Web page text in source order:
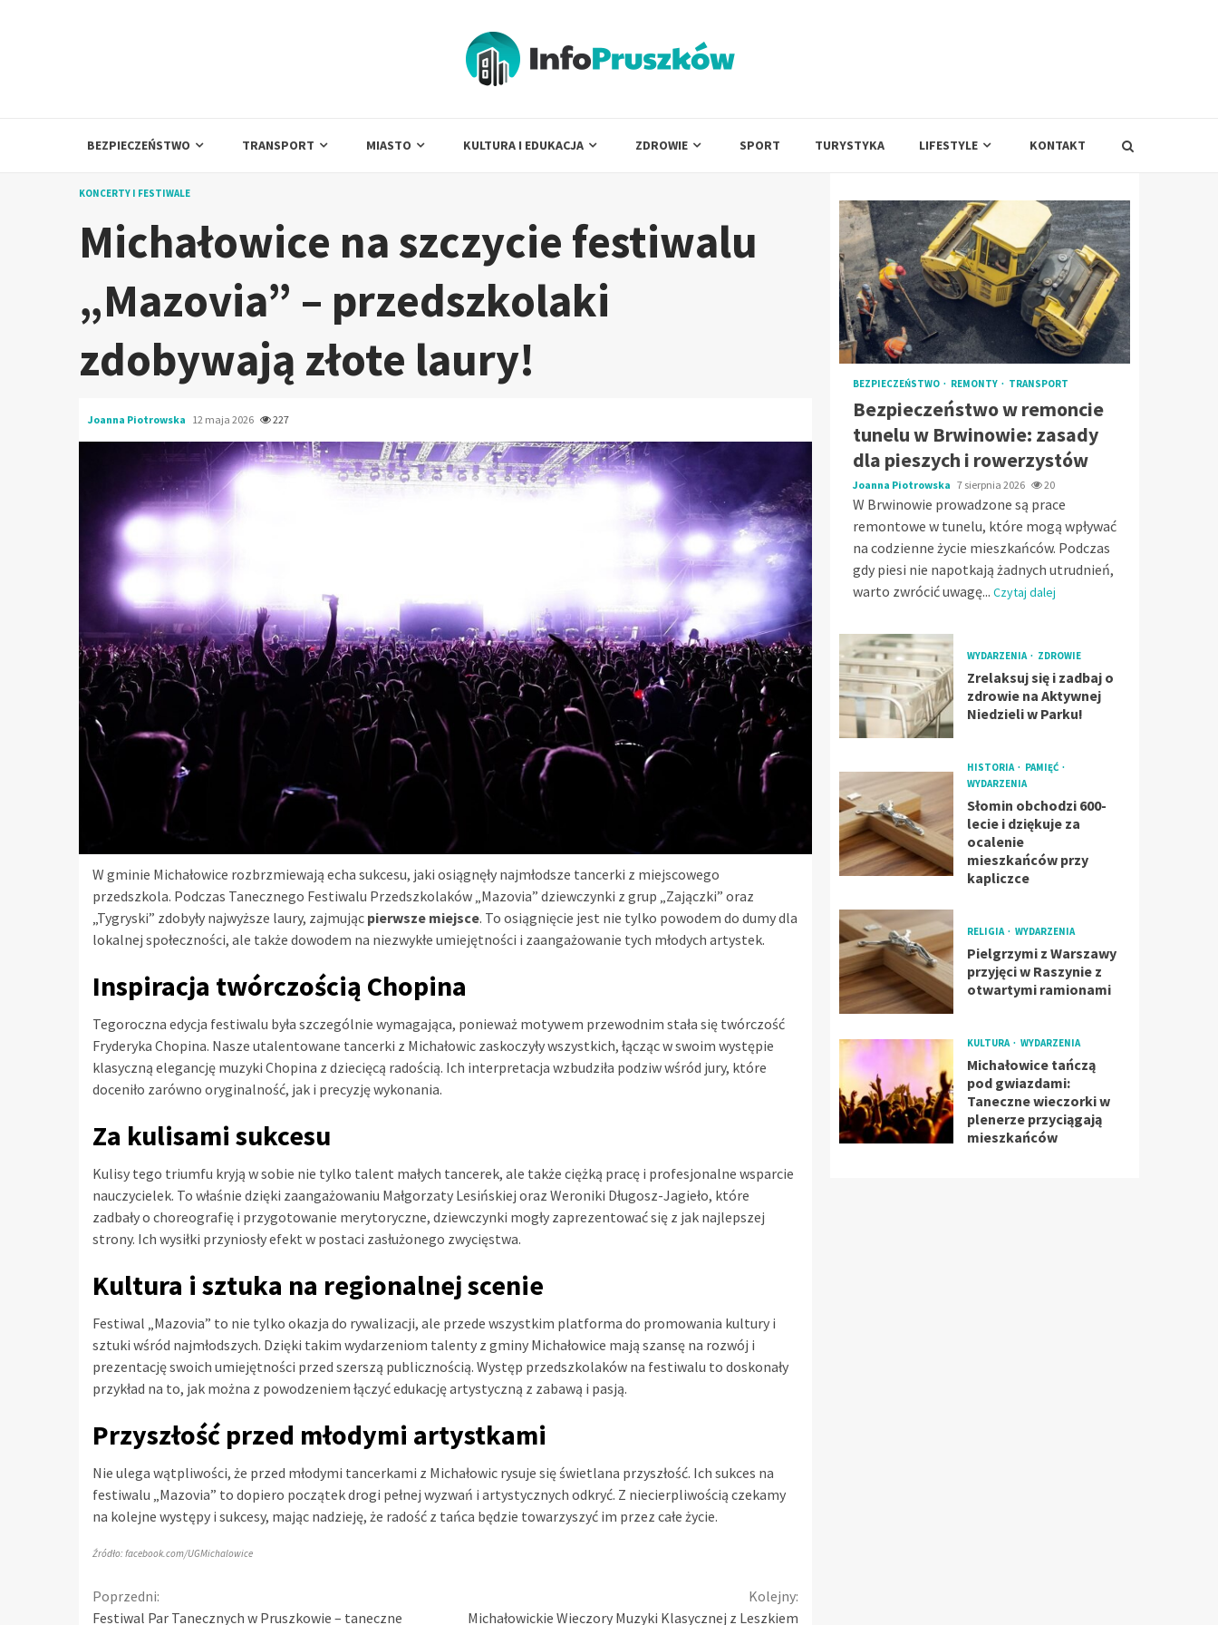
BEZPIECZEŃSTWO TRANSPORT MIASTO KULTURA I EDUKACJA ZDROWIE SPORT TURYSTYKA LIFESTYLE KONTAKT
KONCERTY I FESTIWALE
Michałowice na szczycie festiwalu
„Mazovia” – przedszkolaki
zdobywają złote laury!
Joanna Piotrowska 12 maja 2026 227
W gminie Michałowice rozbrzmiewają echa sukcesu, jaki osiągnęły najmłodsze tancerki z miejscowego
przedszkola. Podczas Tanecznego Festiwalu Przedszkolaków „Mazovia” dziewczynki z grup „Zajączki” oraz
„Tygryski” zdobyły najwyższe laury, zajmując pierwsze miejsce. To osiągnięcie jest nie tylko powodem do dumy dla
lokalnej społeczności, ale także dowodem na niezwykłe umiejętności i zaangażowanie tych młodych artystek.
Inspiracja twórczością Chopina
Tegoroczna edycja festiwalu była szczególnie wymagająca, ponieważ motywem przewodnim stała się twórczość
Fryderyka Chopina. Nasze utalentowane tancerki z Michałowic zaskoczyły wszystkich, łącząc w swoim występie
klasyczną elegancję muzyki Chopina z dziecięcą radością. Ich interpretacja wzbudziła podziw wśród jury, które
doceniło zarówno oryginalność, jak i precyzję wykonania.
Za kulisami sukcesu
Kulisy tego triumfu kryją w sobie nie tylko talent małych tancerek, ale także ciężką pracę i profesjonalne wsparcie
nauczycielek. To właśnie dzięki zaangażowaniu Małgorzaty Lesińskiej oraz Weroniki Długosz-Jagieło, które
zadbały o choreografię i przygotowanie merytoryczne, dziewczynki mogły zaprezentować się z jak najlepszej
strony. Ich wysiłki przyniosły efekt w postaci zasłużonego zwycięstwa.
Kultura i sztuka na regionalnej scenie
Festiwal „Mazovia” to nie tylko okazja do rywalizacji, ale przede wszystkim platforma do promowania kultury i
sztuki wśród najmłodszych. Dzięki takim wydarzeniom talenty z gminy Michałowice mają szansę na rozwój i
prezentację swoich umiejętności przed szerszą publicznością. Występ przedszkolaków na festiwalu to doskonały
przykład na to, jak można z powodzeniem łączyć edukację artystyczną z zabawą i pasją.
Przyszłość przed młodymi artystkami
Nie ulega wątpliwości, że przed młodymi tancerkami z Michałowic rysuje się świetlana przyszłość. Ich sukces na
festiwalu „Mazovia” to dopiero początek drogi pełnej wyzwań i artystycznych odkryć. Z niecierpliwością czekamy
na kolejne występy i sukcesy, mając nadzieję, że radość z tańca będzie towarzyszyć im przez całe życie.
Źródło: facebook.com/UGMichalowice
Continue
Poprzedni:
Festiwal Par Tanecznych w Pruszkowie – taneczne
Kolejny:
Michałowickie Wieczory Muzyki Klasycznej z Leszkiem
BEZPIECZEŃSTWO REMONTY TRANSPORT
Bezpieczeństwo w remoncie
tunelu w Brwinowie: zasady
dla pieszych i rowerzystów
Joanna Piotrowska 7 sierpnia 2026 20
W Brwinowie prowadzone są prace
remontowe w tunelu, które mogą wpływać
na codzienne życie mieszkańców. Podczas
gdy piesi nie napotkają żadnych utrudnień,
warto zwrócić uwagę... Czytaj dalej
WYDARZENIA ZDROWIE
Zrelaksuj się i zadbaj o
zdrowie na Aktywnej
Niedzieli w Parku!
HISTORIA
PAMIĘĆ
WYDARZENIA
Słomin obchodzi 600-
lecie i dziękuje za
ocalenie
mieszkańców przy
kapliczce
RELIGIA WYDARZENIA
Pielgrzymi z Warszawy
przyjęci w Raszynie z
otwartymi ramionami
KULTURA WYDARZENIA
Michałowice tańczą
pod gwiazdami:
Taneczne wieczorki w
plenerze przyciągają
mieszkańców